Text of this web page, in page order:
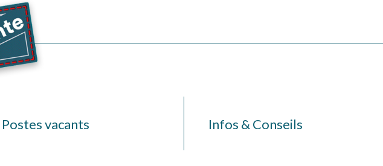
Postes vacants Infos & Conseils